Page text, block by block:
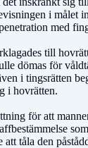
i målet
med
till
dömas för
i tingsrätten
i hovrätten.
för att
tåla den